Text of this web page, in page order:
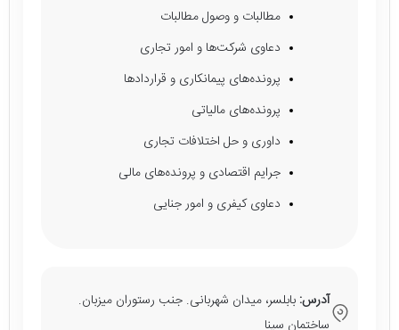
مطالبات و وصول مطالبات
دعاوی شرکت‌ها و امور تجاری
پرونده‌های پیمانکاری و قراردادها
پرونده‌های مالیاتی
داوری و حل اختلافات تجاری
جرایم اقتصادی و پرونده‌های مالی
دعاوی کیفری و امور جنایی
آدرس: بابلسر، میدان شهربانی. جنب رستوران میزبان.
ساختمان سینا